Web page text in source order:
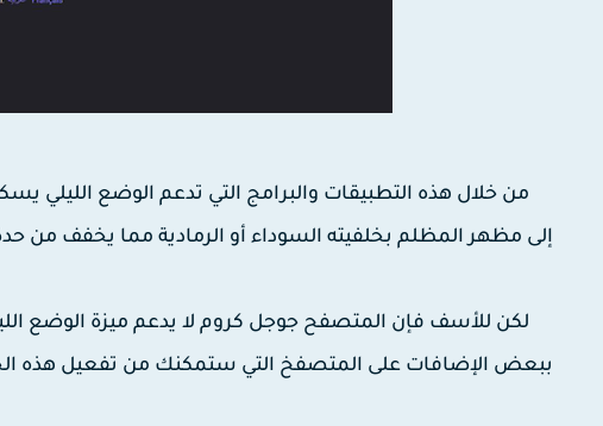
من خلال هذه التطبيقات والبرامج التي تدعم الوضع الليلي
إلى مظهر المظلم بخلفيته السوداء أو الرمادية مما يخفف من
لكن للأسف فإن المتصفح جوجل كروم لا يدعم ميزة الوضع
ببعض الإضافات على المتصفخ التي ستمكنك من تفعيل هذه